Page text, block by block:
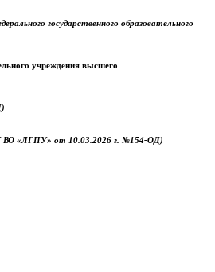
государственного образовательного
учреждения высшего
ВО «ЛГПУ» от 10.03.2026 г. №154-ОД)